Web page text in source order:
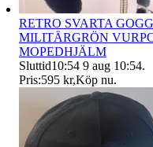
RETRO SVARTA
MILITÄRGRÖN
MOPEDHJÄLM
Sluttid10:54 9 aug 10:54.
Pris:595 kr,Köp nu.